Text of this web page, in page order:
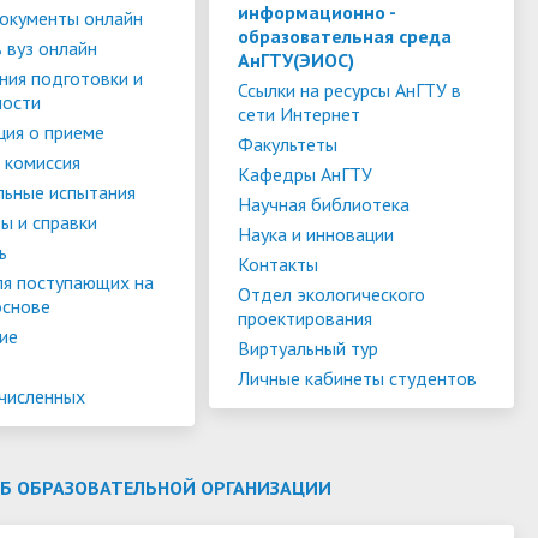
Финансово-хозяйственная
деятельность
Организация питания в
образовательной организации
Информация Министерства науки и
высшего образования РФ
Международное сотрудничество
Информационная поддержка
сотрудников и обучающихся по
вопросам коронавирусной
инфекции и организации
дистанционного обучения
платной основе
Для поступающих из ДНР, ЛНР,
Запорожской области и
Херсонской области
Дополнительный прием
онлайн
онлайн
подготовки и
о приеме
испытания
и справки
поступающих на
информационно -
образовательная среда
АнГТУ(ЭИОС)
Ссылки на ресурсы АнГТУ в
сети Интернет
Факультеты
Кафедры АнГТУ
Научная библиотека
Наука и инновации
Контакты
Отдел экологического
проектирования
Виртуальный тур
Личные кабинеты студентов
ОБРАЗОВАТЕЛЬНОЙ ОРГАНИЗАЦИИ